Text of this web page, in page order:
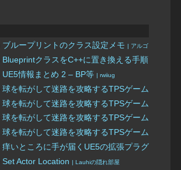
ブループリントのクラス設定メモ | アルゴンUE4/
BlueprintクラスをC++に置き換える手順につい
UE5情報まとめ 2 – BP等 | rwiiug
球を転がして迷路を攻略するTPSゲームを作る
球を転がして迷路を攻略するTPSゲームを作る
球を転がして迷路を攻略するTPSゲームを作る
球を転がして迷路を攻略するTPSゲームを作る
痒いところに手が届くUE5の拡張プラグイン「
Set Actor Location | Lauhiの隠れ部屋